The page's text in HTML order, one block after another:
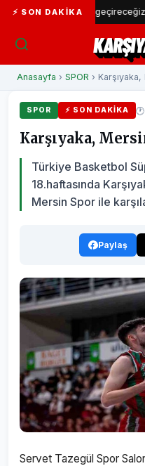
⚡ SON DAKIKA
hayata geçireceğiz
Anasayfa › SPOR ›
SPOR ⚡ SON DAKIKA
Karşıyaka,
Türkiye Basketbol
18.haftasında
Mersin Spor ile
Paylaş
Servet Tazegül Spor